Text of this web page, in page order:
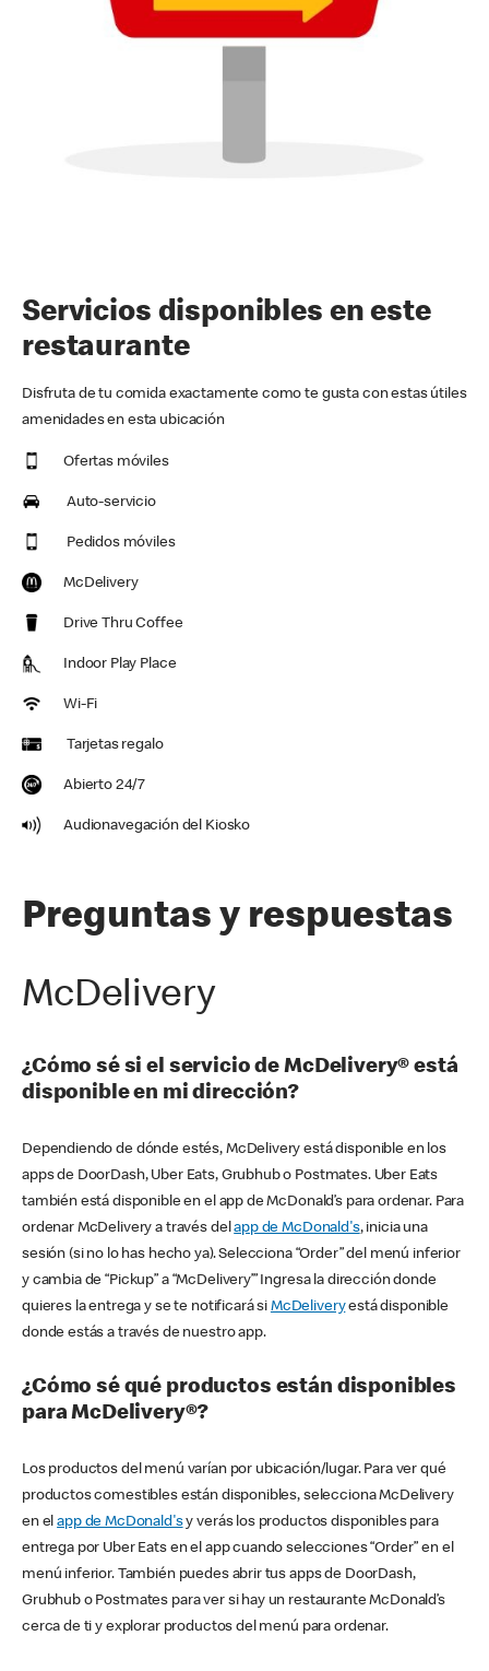
Servicios disponibles en este
restaurante
Disfruta de tu comida exactamente como te gusta con estas útiles
amenidades en esta ubicación
Ofertas móviles
Auto-servicio
Pedidos móviles
McDelivery
Drive Thru Coffee
Indoor Play Place
Wi-Fi
Tarjetas regalo
Abierto 24/7
Audionavegación del Kiosko
Preguntas y respuestas
McDelivery
¿Cómo sé si el servicio de McDelivery® está
disponible en mi dirección?
Dependiendo de dónde estés, McDelivery está disponible en los
apps de DoorDash, Uber Eats, Grubhub o Postmates. Uber Eats
también está disponible en el app de McDonald’s para ordenar. Para
ordenar McDelivery a través delapp de McDonald's, inicia una
sesión (si no lo has hecho ya). Selecciona “Order” del menú inferior
y cambia de “Pickup” a “McDelivery’” Ingresa la dirección donde
quieres la entrega y se te notificará si McDeliveryestá disponible
donde estás a través de nuestro app.
¿Cómo sé qué productos están disponibles
para McDelivery®?
Los productos del menú varían por ubicación/lugar. Para ver qué
productos comestibles están disponibles, selecciona McDelivery
en elapp de McDonald'sy verás los productos disponibles para
entrega por Uber Eats en el app cuando selecciones “Order” en el
menú inferior. También puedes abrir tus apps de DoorDash,
Grubhub o Postmates para ver si hay un restaurante McDonald’s
cerca de ti y explorar productos del menú para ordenar.